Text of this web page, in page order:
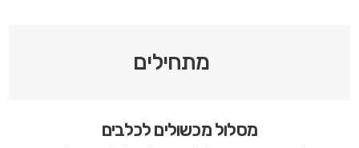
מתחילים
מסלול מכשולים לכלבים